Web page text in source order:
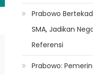
Prabowo
SMA, Jadikan
Referensi
Prabowo: